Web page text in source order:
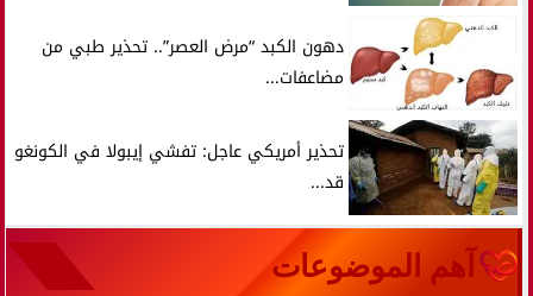
دهون الكبد “مرض العصر”.. تحذير طبي من
مضاعفات...
تحذير أمريكي عاجل: تفشي إيبولا في الكونغو
قد...
آهم الموضوعات